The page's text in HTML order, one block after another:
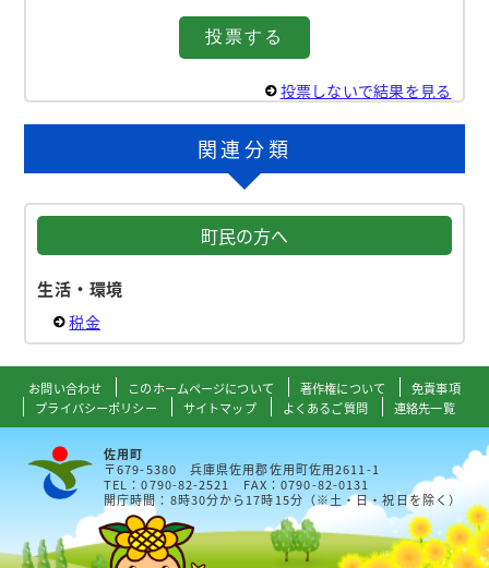
投票しないで結果を見る
関連分類
町民の方へ
生活・環境
税金
お問い合わせ このホームページについて 著作権について
免責事項
プライバシーポリシー
サイトマップ よくあるご質問 連絡先一覧
佐用町
〒679-5380 兵庫県佐用郡佐用町佐用2611-1
TEL：0790-82-2521 FAX：0790-82-0131
開庁時間：8時30分から17時15分（※土・日・祝日を除く）